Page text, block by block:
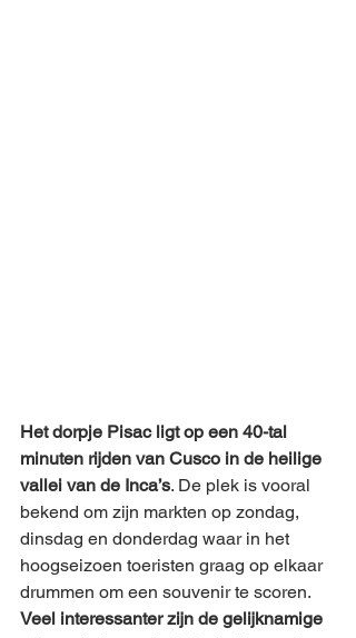
Het dorpje Pisac ligt op een 40-tal
minuten rijden van Cusco in de heilige
vallei van de Inca’s. De plek is vooral
bekend om zijn markten op zondag,
dinsdag en donderdag waar in het
hoogseizoen toeristen graag op elkaar
drummen om een souvenir te scoren.
Veel interessanter zijn de gelijknamige